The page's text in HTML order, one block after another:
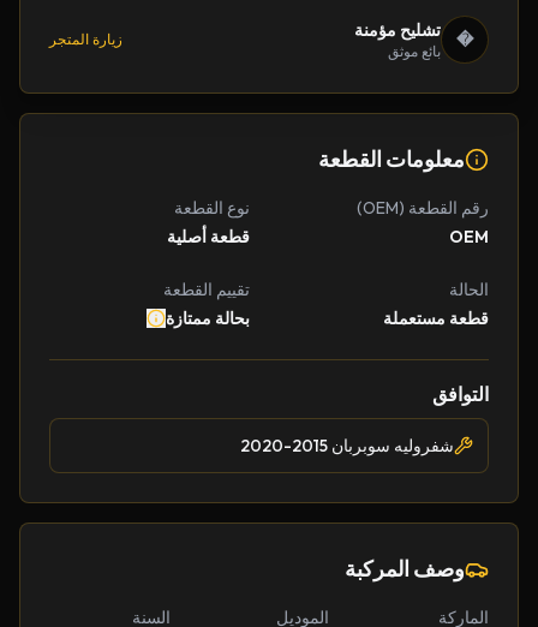
� تشليح مؤمنة
بائع موثق
زيارة المتجر
معلومات القطعة
رقم القطعة (OEM)
OEM
نوع القطعة
قطعة أصلية
الحالة
قطعة مستعملة
تقييم القطعة
بحالة ممتازة
التوافق
شفروليه سوبربان 2015-2020
وصف المركبة
الماركة الموديل السنة